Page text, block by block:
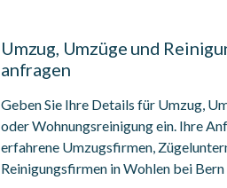
Umzug, Umzüge und
anfragen
Geben Sie Ihre Details für Umzug,
oder Wohnungsreinigung ein. Ihre
erfahrene Umzugsfirmen,
Reinigungsfirmen in Wohlen bei Bern